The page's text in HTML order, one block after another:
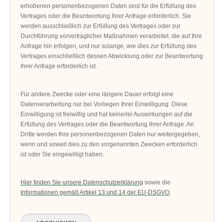
erhobenen personenbezogenen Daten sind für die Erfüllung des
Vertrages oder die Beantwortung Ihrer Anfrage erforderlich. Sie
werden ausschließlich zur Erfüllung des Vertrages oder zur
Durchführung vorvertraglicher Maßnahmen verarbeitet, die auf Ihre
Anfrage hin erfolgen, und nur solange, wie dies zur Erfüllung des
Vertrages einschließlich dessen Abwicklung oder zur Beantwortung
Ihrer Anfrage erforderlich ist.
Für andere Zwecke oder eine längere Dauer erfolgt eine
Datenverarbeitung nur bei Vorliegen Ihrer Einwilligung. Diese
Einwilligung ist freiwillig und hat keinerlei Auswirkungen auf die
Erfüllung des Vertrages oder die Beantwortung Ihrer Anfrage. An
Dritte werden Ihre personenbezogenen Daten nur weitergegeben,
wenn und soweit dies zu den vorgenannten Zwecken erforderlich
ist oder Sie eingewilligt haben.
Hier finden Sie unsere Datenschutzerklärung sowie die
Informationen gemäß Artikel 13 und 14 der EU-DSGVO.